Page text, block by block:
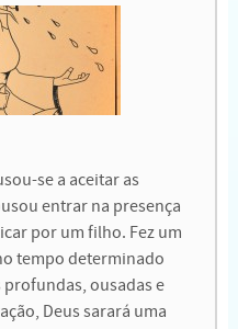
se a aceitar as
entrar na presença
por um filho. Fez um
tempo determinado
ousadas e
Deus sarará uma